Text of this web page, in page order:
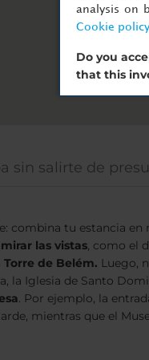
sin salirte de
combina tu estancia en
las vistas, como el
Torre de Belém. Luego,
la Iglesia de Santo
. Por ejemplo, la
mientras que el
analysis on
Cookie policy
Do you
that this